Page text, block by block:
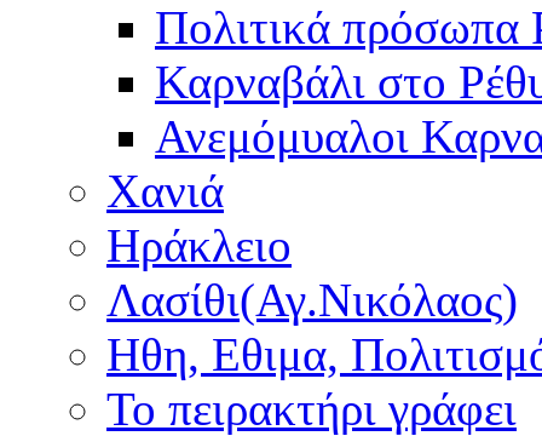
Πολιτικά πρόσωπα
Καρναβάλι στο
Ανεμόμυαλοι
Χανιά
Ηράκλειο
Λασίθι(Αγ.Νικόλαος)
Ηθη, Εθιμα,
Το πειρακτήρι γράφει